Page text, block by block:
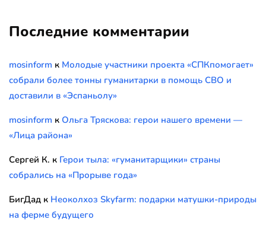
Последние комментарии
mosinform к Молодые участники проекта «СПКпомогает»
собрали более тонны гуманитарки в помощь СВО и
доставили в «Эспаньолу»
mosinform к Ольга Тряскова: герои нашего времени —
«Лица района»
Сергей К. к Герои тыла: «гуманитарщики» страны
собрались на «Прорыве года»
БигДад к Неоколхоз Skyfarm: подарки матушки-природы
на ферме будущего